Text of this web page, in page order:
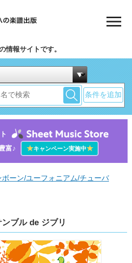
情報サイトです。
条件を追加
富♪
★キャンペーン実施中★
ボーン/ユーフォニアム/チューバ
ブル de ジブリ